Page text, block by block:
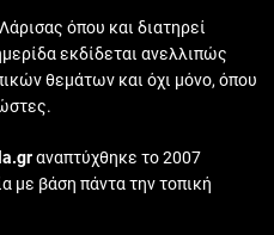
όπου και διατηρεί
εκδίδεται ανελλιπώς
θεμάτων και όχι μόνο, όπου
αναπτύχθηκε το 2007
με βάση πάντα την τοπική